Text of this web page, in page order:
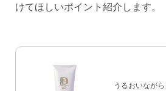
けてほしいポイント紹介します。
うるおいなが